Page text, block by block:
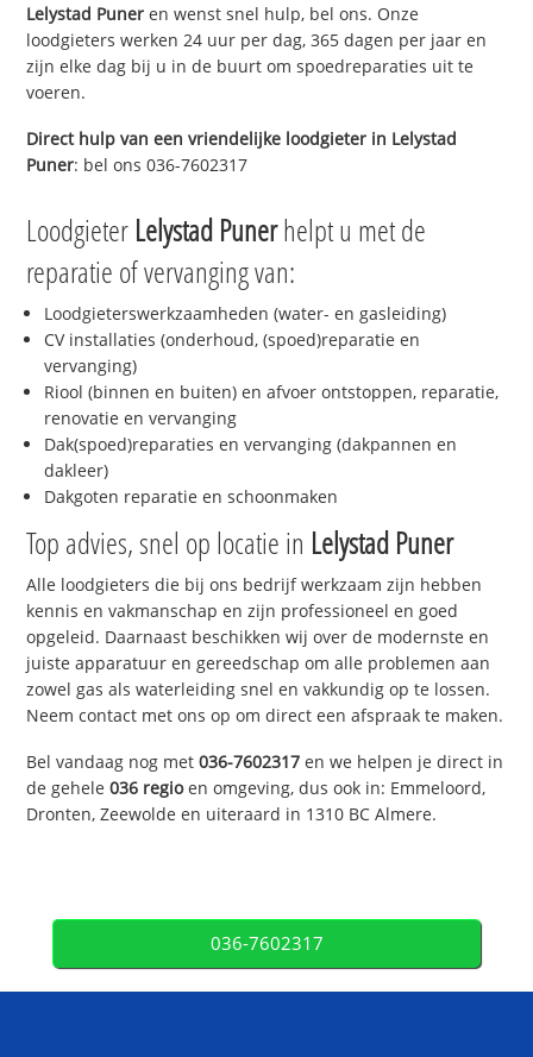
Lelystad Puner en wenst snel hulp, bel ons. Onze
loodgieters werken 24 uur per dag, 365 dagen per jaar en
zijn elke dag bij u in de buurt om spoedreparaties uit te
voeren.
Direct hulp van een vriendelijke loodgieter in Lelystad
Puner: bel ons 036-7602317
Loodgieter Lelystad Punerhelpt u met de
reparatie of vervanging van:
Loodgieterswerkzaamheden (water- en gasleiding)
CV installaties (onderhoud, (spoed)reparatie en
vervanging)
Riool (binnen en buiten) en afvoer ontstoppen, reparatie,
renovatie en vervanging
Dak(spoed)reparaties en vervanging (dakpannen en
dakleer)
Dakgoten reparatie en schoonmaken
Top advies, snel op locatie in Lelystad Puner
Alle loodgieters die bij ons bedrijf werkzaam zijn hebben
kennis en vakmanschap en zijn professioneel en goed
opgeleid. Daarnaast beschikken wij over de modernste en
juiste apparatuur en gereedschap om alle problemen aan
zowel gas als waterleiding snel en vakkundig op te lossen.
Neem contact met ons op om direct een afspraak te maken.
Bel vandaag nog met036-7602317 en we helpen je direct in
de gehele036 regioen omgeving, dus ook in: Emmeloord,
Dronten, Zeewolde en uiteraard in 1310 BC Almere.
036-7602317